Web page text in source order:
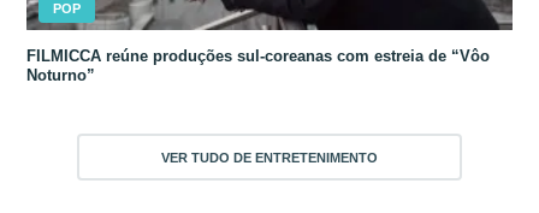
POP
FILMICCA reúne produções sul-coreanas com estreia de “Vôo
Noturno”
VER TUDO DE ENTRETENIMENTO